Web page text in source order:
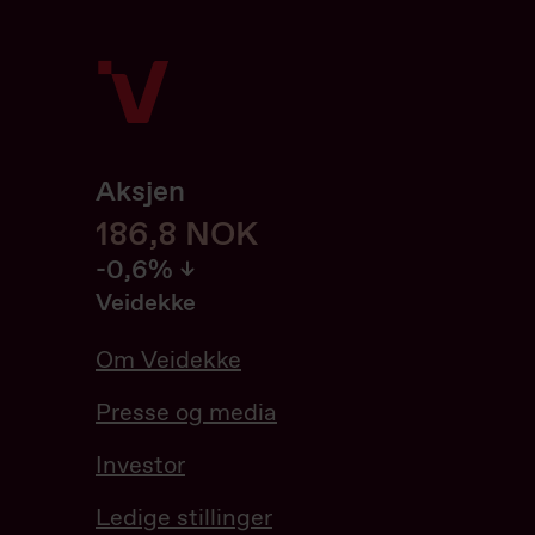
Aksjen
186,8 NOK186,8
-0,6%
-0.64%
Veidekke
Om Veidekke
Presse og media
Investor
Ledige stillinger